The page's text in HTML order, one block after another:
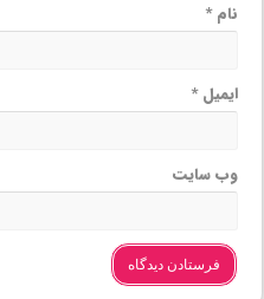
نام*
ایمیل*
وب‌ سایت